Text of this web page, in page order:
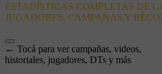
ESTADÍSTICAS COMPLETAS DE
JUGADORES, CAMPAÑAS Y
← Tocá para ver campañas, videos,
historiales, jugadores, DTs y más